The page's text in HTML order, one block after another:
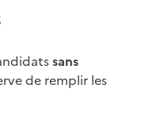
sans
de remplir les